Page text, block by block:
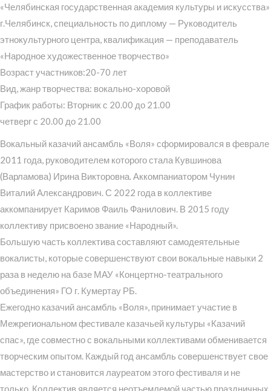
«Челябинская государственная академия культуры и искусства»
г.Челябинск, специальность по диплому — Руководитель
этнокультурного центра, квалификация — преподаватель
«Народное художественное творчество»
Возраст участников:20-70 лет
Вид, жанр творчества: вокально-хоровой
График работы: Вторник с 20.00 до 21.00
четверг с 20.00 до 21.00
Вокальный казачий ансамбль «Воля» сформировался в феврале
2011 года, руководителем которого стала Кувшинова
(Варламова) Ирина Викторовна. Аккомпаниатором Чунин
Виталий Александрович. С 2022 года в коллективе
аккомпанирует Каримов Фаиль Фанилович. В 2015 году
коллективу присвоено звание «Народный».
Большую часть коллектива составляют самодеятельные
вокалисты, которые совершенствуют свои вокальные навыки 2
раза в неделю на базе МАУ «Концертно-театрального
объединения» ГО г. Кумертау РБ.
Ежегодно казачий ансамбль «Воля», принимает участие в
Межрегиональном фестивале казачьей культуры «Казачий
спас», где совместно с вокальными коллективами обменивается
творческим опытом. Каждый год ансамбль совершенствует свое
мастерство и становится лауреатом этого фестиваля и не
только. Коллектив является неотъемлемой частью праздничных